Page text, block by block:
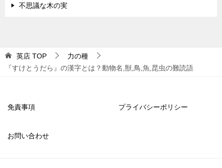
不思議な木の実
英店 TOP
力の種
『すけとうだら』の漢字とは？動物名,獣,鳥,魚,昆虫の難読語
免責事項 プライバシーポリシー
お問い合わせ